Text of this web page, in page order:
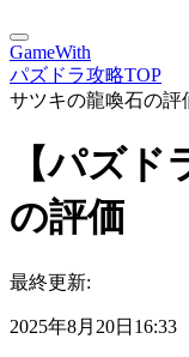
GameWith
パズドラ攻略TOP
サツキの龍喚石の評
【パズ
の評価
最終更新:
2025年8月20日16:33